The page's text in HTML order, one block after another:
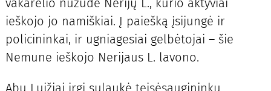
vakarėlio nužudė Nerijų L., kurio aktyviai
ieškojo jo namiškiai. Į paiešką įsijungė ir
policininkai, ir ugniagesiai gelbėtojai – šie
Nemune ieškojo Nerijaus L. lavono.
Abu Luižiai irgi sulaukė teisėsaugininkų